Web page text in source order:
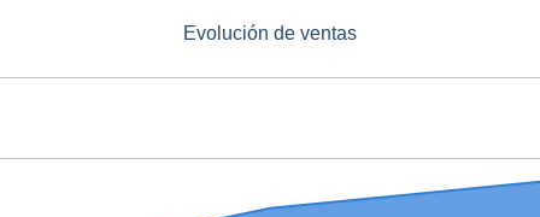
Evolución de ventas